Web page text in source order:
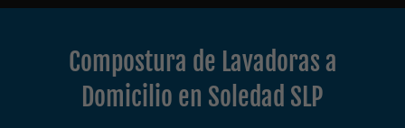
Compostura de Lavadoras a
Domicilio en Soledad SLP